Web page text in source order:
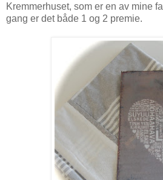
Kremmerhuset, som er en av mine
gang er det både 1 og 2 premie.